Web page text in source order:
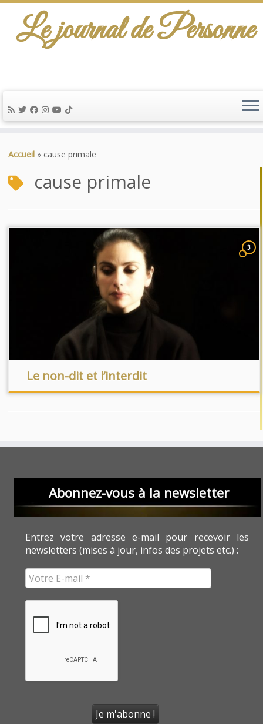
au
Le journal de Personne
Accueil » cause primale
cause primale
3
Le non-dit et l’interdit
Abonnez-vous à la newsletter
Entrez votre adresse e-mail pour recevoir les
newsletters (mises à jour, infos des projets etc.) :